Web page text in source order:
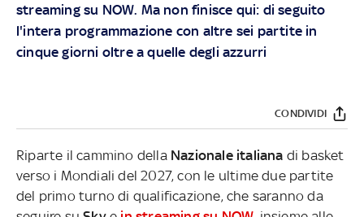
streaming su NOW. Ma non finisce qui: di seguito
l'intera programmazione con altre sei partite in
cinque giorni oltre a quelle degli azzurri
CONDIVIDI
Riparte il cammino della Nazionale italiana di basket
verso i Mondiali del 2027, con le ultime due partite
del primo turno di qualificazione, che saranno da